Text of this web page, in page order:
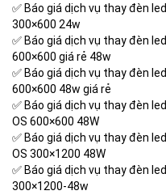
✅ Báo giá dịch vụ thay đèn
300×600 24w
✅ Báo giá dịch vụ thay đèn
600×600 giá rẻ 48w
✅ Báo giá dịch vụ thay đèn
600×600 48w giá rẻ
✅ Báo giá dịch vụ thay đèn
OS 600×600 48W
✅ Báo giá dịch vụ thay đèn
OS 300×1200 48W
✅ Báo giá dịch vụ thay đèn
300×1200-48w